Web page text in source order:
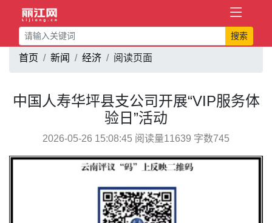
搜索
首页 新闻 经济 阅读页面
中国人寿华坪县支公司开展“VIP服务体
验日”活动
2026-05-26 15:08:45 阅读量11639 字数745